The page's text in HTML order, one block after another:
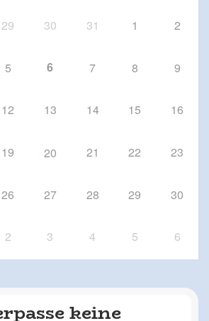
29 30 31 1 2
5 6 7 8 9
12 13 14 15 16
19 20 21 22 23
26 27 28 29 30
2 3 4 5 6
keine